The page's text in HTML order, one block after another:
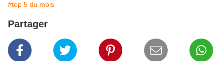
#top 5 du mois
Partager